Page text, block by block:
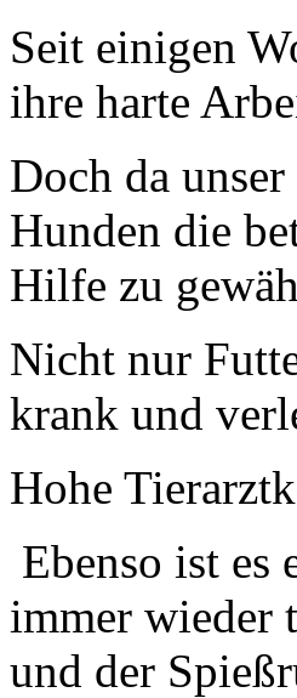
Seit einigen
ihre harte
Doch da unser
Hunden die
Hilfe zu
Nicht nur
krank und
Hohe
Ebenso ist es
immer wieder
und der